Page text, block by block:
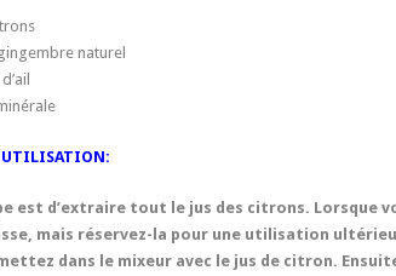
naturel
UTILISATION:
est d’extraire tout le jus des citrons. Lorsque
mais réservez-la pour une utilisation
dans le mixeur avec le jus de citron.